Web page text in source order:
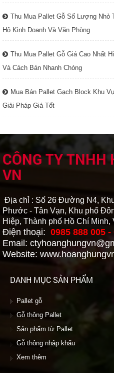
Thu Mua Pallet Gỗ Số Lượng Nhỏ
Hộ Kinh Doanh Và Văn Phòng
Thu Mua Pallet Gỗ Giá Cao Nhất
Và Cách Bán Nhanh Chóng
Mua Bán Pallet Gạch Block Khu
Giải Pháp Giá Tốt
CÔNG TY TNHH
VN
Địa chỉ : Số 26 Đường N4,
Phước - Tân Vạn, Khu phố
Hiệp, Thành phố Hồ Chí Minh,
Điện thoại: 0985 888 005 -
Email:
Website:
DANH MỤC SẢN PHẨM
Pallet gỗ
Gỗ thông Pallet
Sản phẩm từ Pallet
Gỗ thông nhập khẩu
Xem thêm